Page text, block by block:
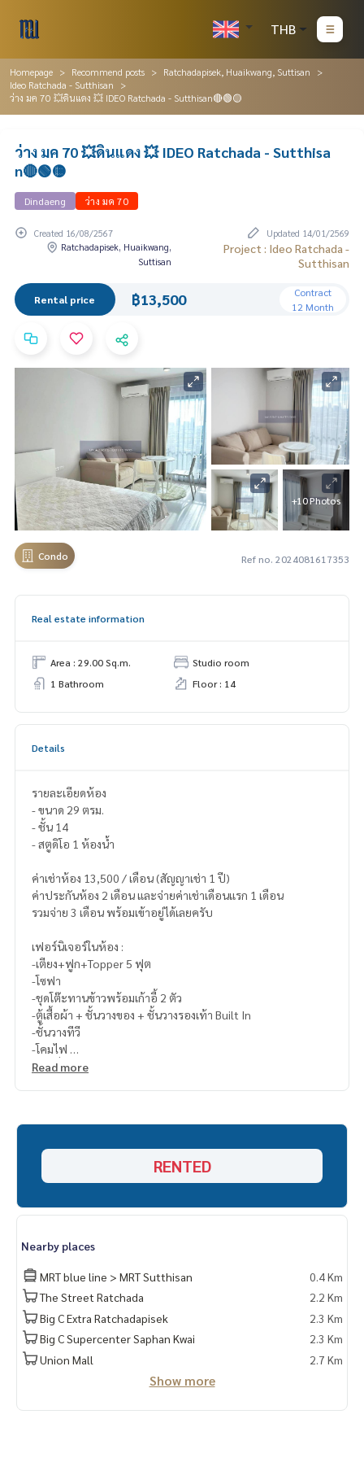
THB
Homepage Recommend posts
Ratchadapisek, Huaikwang, Suttisan
Ideo Ratchada - Sutthisan
ว่าง มค 70 💥ดินแดง 💥 IDEO Ratchada - Sutthisan🔴🟢🟡
ว่าง มค 70 💥ดินแดง 💥 IDEO Ratchada - Sutthisa
n🔴🟢🟡
Dindaeng ว่าง มค 70
Created 16/08/2567
Updated 14/01/2569
Ratchadapisek, Huaikwang,
Suttisan
Project : Ideo Ratchada -
Sutthisan
Rental price ฿13,500
Contract
12 Month
+10 Photos
Condo Ref no. 2024081617353
Real estate information
Area : 29.00 Sq.m.
Studio room
1 Bathroom
Floor : 14
Details
รายละเอียดห้อง
- ขนาด 29 ตรม.
- ชั้น 14
- สตูดิโอ 1 ห้องน้ำ
ค่าเช่าห้อง 13,500 / เดือน (สัญญาเช่า 1 ปี)
ค่าประกันห้อง 2 เดือน และจ่ายค่าเช่าเดือนแรก 1 เดือน
รวมจ่าย 3 เดือน พร้อมเข้าอยู่ได้เลยครับ
เฟอร์นิเจอร์ในห้อง :
-เตียง+ฟูก+Topper 5 ฟุต
-โซฟา
-ชุดโต๊ะทานข้าวพร้อมเก้าอี้ 2 ตัว
-ตู้เสื้อผ้า + ชั้นวางของ + ชั้นวางรองเท้า Built In
-ชั้นวางทีวี
-โคมไฟ
-โต๊ะนั่งเล่นระเบียง
-แอร์
-ชุดครัว Built In + ที่ดูดควัน
-เครื่องซักผ้า
Read more
RENTED
Nearby places
MRT blue line > MRT Sutthisan
0.4 Km
The Street Ratchada
2.2 Km
Big C Extra Ratchadapisek
2.3 Km
Big C Supercenter Saphan Kwai
2.3 Km
Union Mall
2.7 Km
Show more